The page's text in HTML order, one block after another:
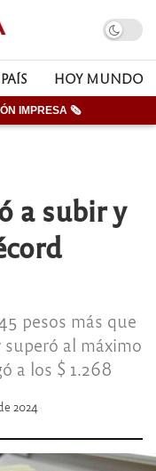
HOY MUNDO
IMPRESA 🗞
a subir y
pesos más que
al máximo
a los $ 1.268
2024